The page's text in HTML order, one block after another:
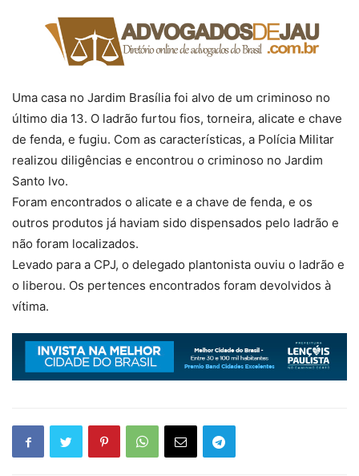
Uma casa no Jardim Brasília foi alvo de um criminoso no
último dia 13. O ladrão furtou fios, torneira, alicate e chave
de fenda, e fugiu. Com as características, a Polícia Militar
realizou diligências e encontrou o criminoso no Jardim
Santo Ivo.
Foram encontrados o alicate e a chave de fenda, e os
outros produtos já haviam sido dispensados pelo ladrão e
não foram localizados.
Levado para a CPJ, o delegado plantonista ouviu o ladrão e
o liberou. Os pertences encontrados foram devolvidos à
vítima.